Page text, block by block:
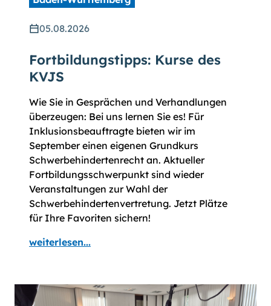
05.08.2026
Fortbildungstipps: Kurse des
KVJS
Wie Sie in Gesprächen und Verhandlungen
überzeugen: Bei uns lernen Sie es! Für
Inklusionsbeauftragte bieten wir im
September einen eigenen Grundkurs
Schwerbehindertenrecht an. Aktueller
Fortbildungsschwerpunkt sind wieder
Veranstaltungen zur Wahl der
Schwerbehindertenvertretung. Jetzt Plätze
für Ihre Favoriten sichern!
weiterlesen...